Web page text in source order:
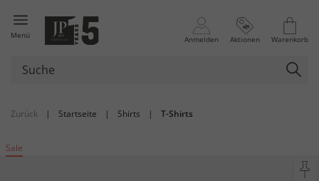
Menü Anmelden Aktionen Warenkorb
Zurück | Startseite | Shirts | T-Shirts
Sale